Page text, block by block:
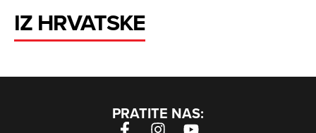
IZ HRVATSKE
PRATITE NAS: